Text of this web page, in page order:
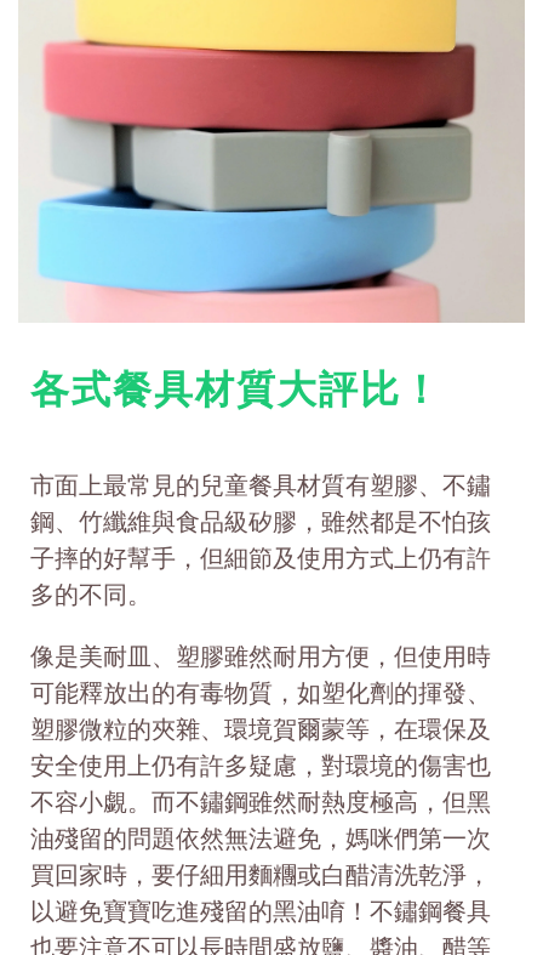
各式餐具材質大評比！
市面上最常見的兒童餐具材質有塑膠、不鏽
鋼、竹纖維與食品級矽膠，雖然都是不怕孩
子摔的好幫手，但細節及使用方式上仍有許
多的不同。
像是美耐皿、塑膠雖然耐用方便，但使用時
可能釋放出的有毒物質，如塑化劑的揮發、
塑膠微粒的夾雜、環境賀爾蒙等，在環保及
安全使用上仍有許多疑慮，對環境的傷害也
不容小覷。而不鏽鋼雖然耐熱度極高，但黑
油殘留的問題依然無法避免，媽咪們第一次
買回家時，要仔細用麵糰或白醋清洗乾淨，
以避免寶寶吃進殘留的黑油唷！不鏽鋼餐具
也要注意不可以長時間盛放鹽、醬油、醋等